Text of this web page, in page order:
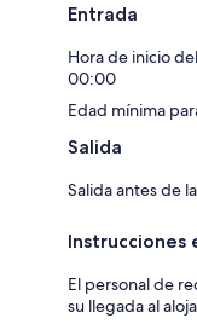
Entrada
Hora de inicio
00:00
Edad mínima
Salida
Salida antes de
Instrucciones
El personal de
su llegada al